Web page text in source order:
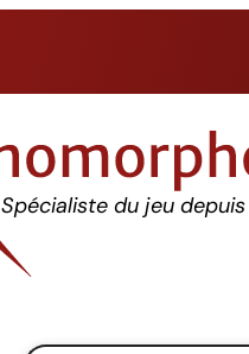
Spécialiste du jeu depuis